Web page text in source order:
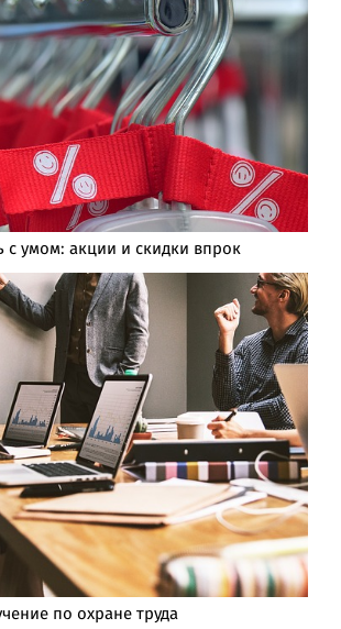
с умом: акции и скидки впрок
по охране труда